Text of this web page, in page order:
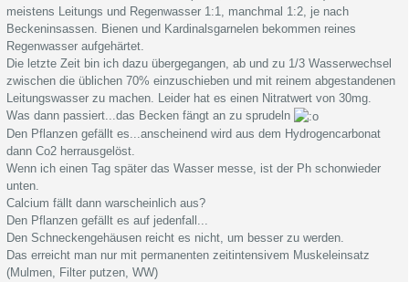
meistens Leitungs und Regenwasser 1:1, manchmal 1:2, je nach
Beckeninsassen. Bienen und Kardinalsgarnelen bekommen reines
Regenwasser aufgehärtet.
Die letzte Zeit bin ich dazu übergegangen, ab und zu 1/3 Wasserwechsel
zwischen die üblichen 70% einzuschieben und mit reinem abgestandenen
Leitungswasser zu machen. Leider hat es einen Nitratwert von 30mg.
Was dann passiert...das Becken fängt an zu sprudeln
Den Pflanzen gefällt es...anscheinend wird aus dem Hydrogencarbonat
dann Co2 herrausgelöst.
Wenn ich einen Tag später das Wasser messe, ist der Ph schonwieder
unten.
Calcium fällt dann warscheinlich aus?
Den Pflanzen gefällt es auf jedenfall...
Den Schneckengehäusen reicht es nicht, um besser zu werden.
Das erreicht man nur mit permanenten zeitintensivem Muskeleinsatz
(Mulmen, Filter putzen, WW)